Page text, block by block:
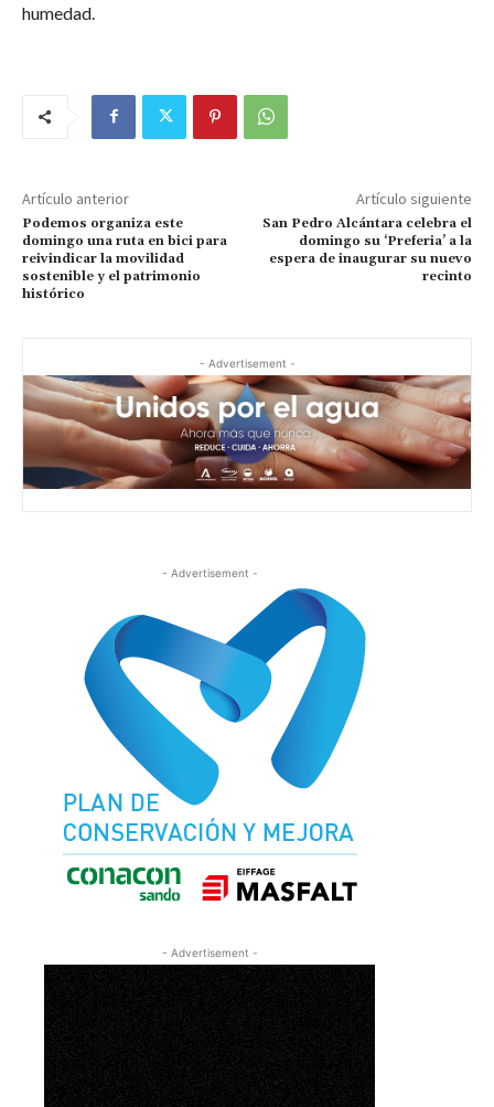
humedad.
Artículo anterior
Podemos organiza este
domingo una ruta en bici para
reivindicar la movilidad
sostenible y el patrimonio
histórico
Artículo siguiente
San Pedro Alcántara celebra el
domingo su ‘Preferia’ a la
espera de inaugurar su nuevo
recinto
- Advertisement -
- Advertisement -
- Advertisement -